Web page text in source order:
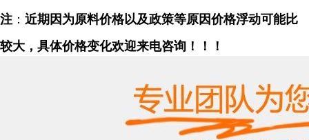
注 ： 近期因为原料价格以及政策等原因价格浮动可能比
较大，具体价格变化欢迎来电咨询！！！